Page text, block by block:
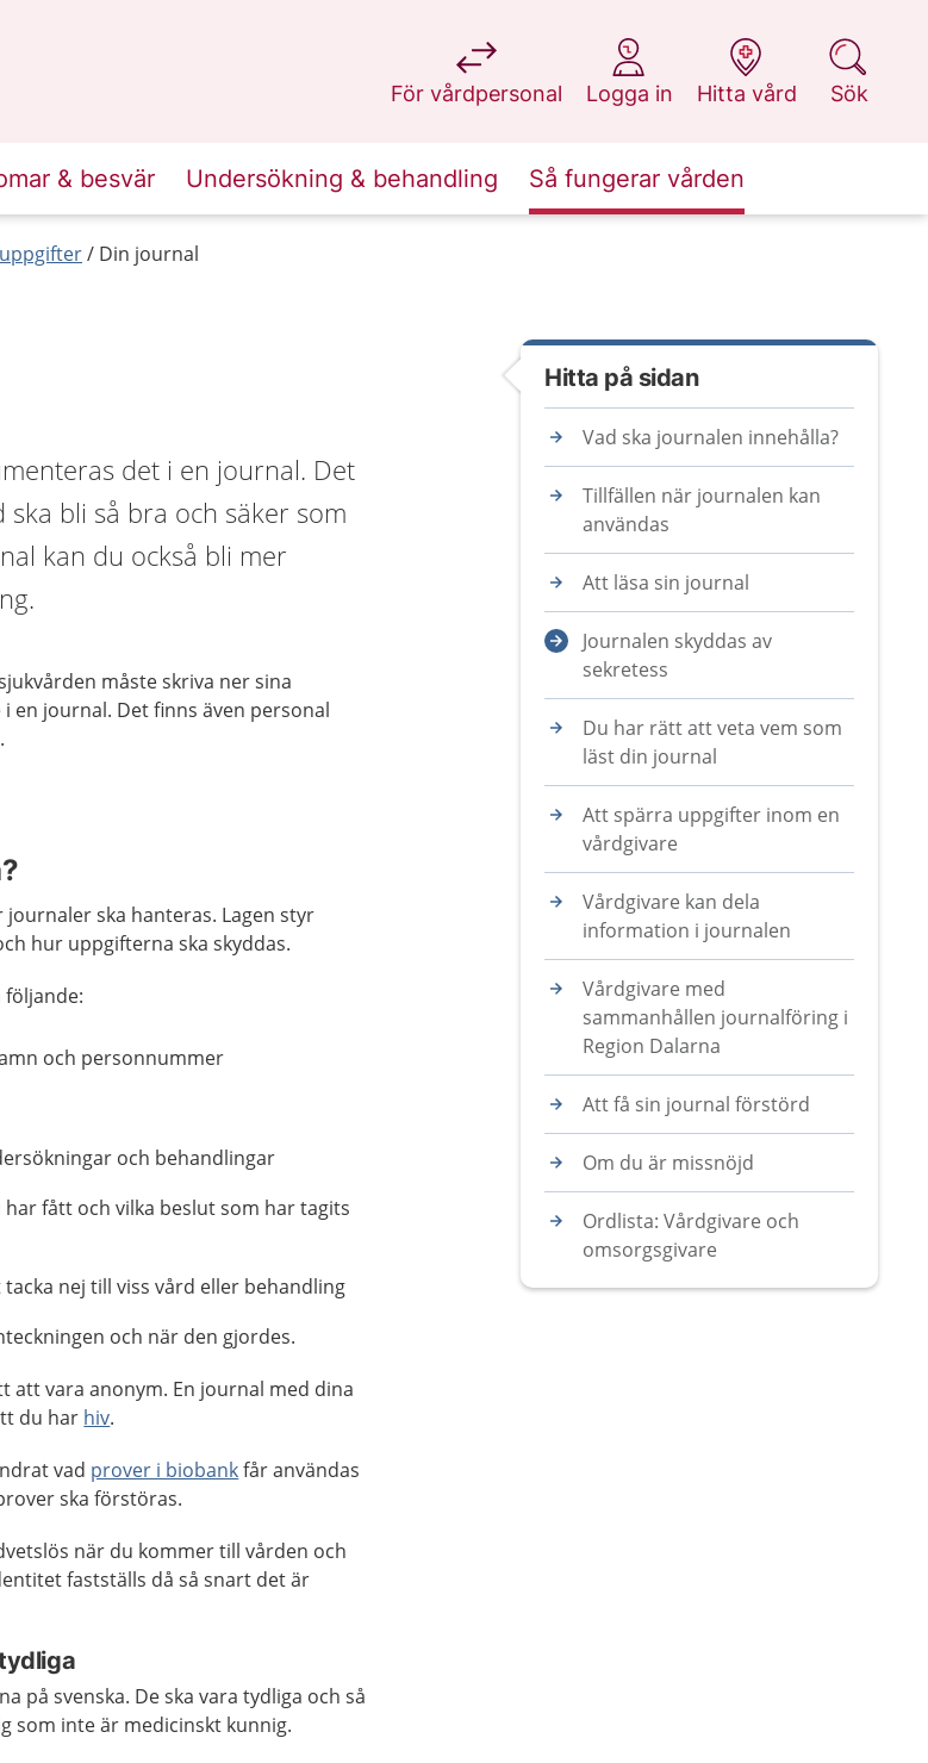
För vårdpersonal
på 1177.se
Logga in
på 1177.se
Hitta vård
på 1177.se
Sök
på 1177.se
& besvär Undersökning & behandling Så fungerar vården
Din journal
det i en journal. Det
bli så bra och säker som
kan du också bli mer
måste skriva ner sina
en journal. Det finns även personal
ska hanteras. Lagen styr
hur uppgifterna ska skyddas.
följande:
och personnummer
och behandlingar
fått och vilka beslut som har tagits
nej till viss vård eller behandling
och när den gjordes.
att vara anonym. En journal med dina
du har hiv.
vad prover i biobankfår användas
ska förstöras.
när du kommer till vården och
fastställs då så snart det är
på svenska. De ska vara tydliga och så
som inte är medicinskt kunnig.
Hitta på sidan
Vad ska journalen innehålla?
Tillfällen när journalen kan
användas
Att läsa sin journal
Journalen skyddas av
sekretess
Du har rätt att veta vem som
läst din journal
Att spärra uppgifter inom en
vårdgivare
Vårdgivare kan dela
information i journalen
Vårdgivare med
sammanhållen journalföring i
Region Dalarna
Att få sin journal förstörd
Om du är missnöjd
Ordlista: Vårdgivare och
omsorgsgivare